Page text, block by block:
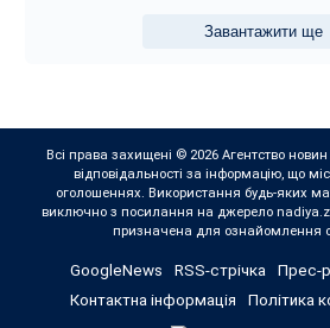
Завантажити ще
Всі права захищені © 2026 Агентство
відповідальності за інформацію, що
оголошеннях. Використання будь-яких
виключно з посилання на джерело
призначена для ознайомлення
GoogleNews RSS-стрічка Прес-
Контактна інформація
Політика